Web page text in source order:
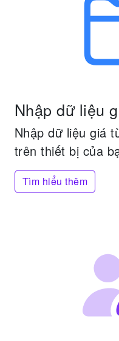
Nhập dữ liệu
Nhập dữ liệu giá
trên thiết bị của
Tìm hiểu thêm